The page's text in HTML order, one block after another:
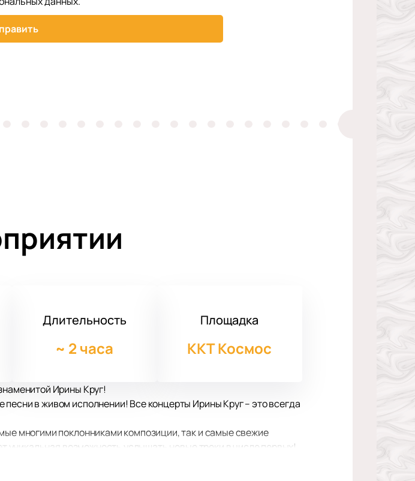
Длительность
~ 2 часа
Площадка
ККТ Космос
Ирины Круг!
в живом исполнении! Все концерты Ирины Круг – это всегда
многими поклонниками композиции, так и самые свежие
возможность услышать новые треки в числе первых!
звук и эффектное световое и лазерное сопровождение и